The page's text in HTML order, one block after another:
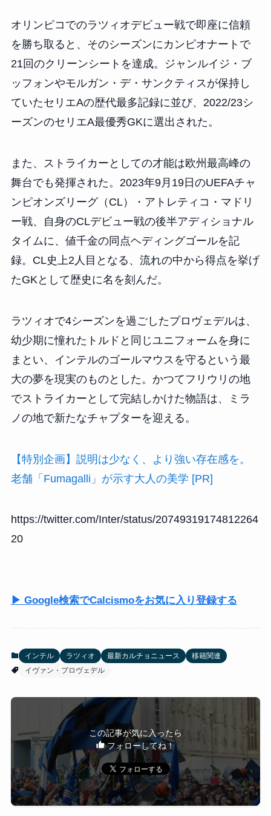
オリンピコでのラツィオデビュー戦で即座に信頼
を勝ち取ると、そのシーズンにカンピオナートで
21回のクリーンシートを達成。ジャンルイジ・ブ
ッフォンやモルガン・デ・サンクティスが保持し
ていたセリエAの歴代最多記録に並び、2022/23シ
ーズンのセリエA最優秀GKに選出された。
また、ストライカーとしての才能は欧州最高峰の
舞台でも発揮された。2023年9月19日のUEFAチャ
ンピオンズリーグ（CL）・アトレティコ・マドリ
ー戦、自身のCLデビュー戦の後半アディショナル
タイムに、値千金の同点ヘディングゴールを記
録。CL史上2人目となる、流れの中から得点を挙げ
たGKとして歴史に名を刻んだ。
ラツィオで4シーズンを過ごしたプロヴェデルは、
幼少期に憧れたトルドと同じユニフォームを身に
まとい、インテルのゴールマウスを守るという最
大の夢を現実のものとした。かつてフリウリの地
でストライカーとして完結しかけた物語は、ミラ
ノの地で新たなチャプターを迎える。
【特別企画】説明は少なく、より強い存在感を。
老舗「Fumagalli」が示す大人の美学 [PR]
https://twitter.com/Inter/status/20749319174812264
20
▶ Google検索でCalcismoをお気に入り登録する
インテル ラツィオ 最新カルチョニュース
移籍関連
イヴァン・プロヴェデル
この記事が気に入ったら
フォローしてね！